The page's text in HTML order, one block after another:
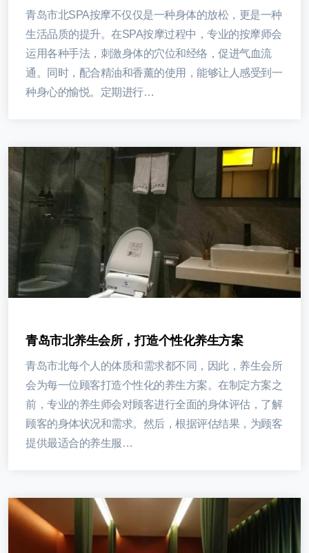
青岛市北SPA按摩不仅仅是一种身体的放松，更是一种
生活品质的提升。在SPA按摩过程中，专业的按摩师会
运用各种手法，刺激身体的穴位和经络，促进气血流
通。同时，配合精油和香薰的使用，能够让人感受到一
种身心的愉悦。定期进行…
青岛市北养生会所，打造个性化养生方案
青岛市北每个人的体质和需求都不同，因此，养生会所
会为每一位顾客打造个性化的养生方案。在制定方案之
前，专业的养生师会对顾客进行全面的身体评估，了解
顾客的身体状况和需求。然后，根据评估结果，为顾客
提供最适合的养生服…